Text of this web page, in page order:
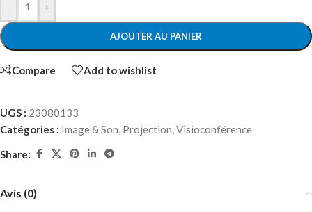
- +
AJOUTER AU PANIER
Compare Add to wishlist
UGS : 23080133
Catégories : Image & Son, Projection,Visioconférence
Share:
Avis (0)